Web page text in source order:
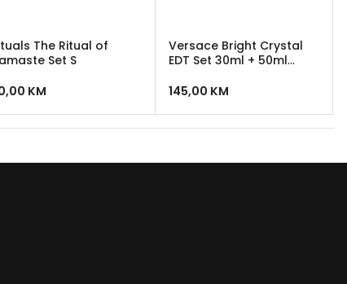
The Ritual of
Set S
KM
Versace Bright Crystal
EDT Set 30ml + 50ml
145,00 KM